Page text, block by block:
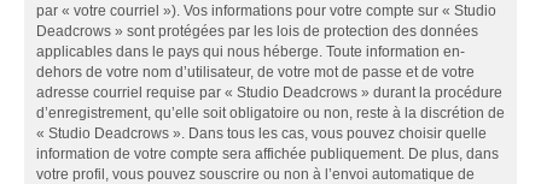
par « votre courriel »). Vos informations pour votre compte sur « Studio
Deadcrows » sont protégées par les lois de protection des données
applicables dans le pays qui nous héberge. Toute information en-
dehors de votre nom d’utilisateur, de votre mot de passe et de votre
adresse courriel requise par « Studio Deadcrows » durant la procédure
d’enregistrement, qu’elle soit obligatoire ou non, reste à la discrétion de
« Studio Deadcrows ». Dans tous les cas, vous pouvez choisir quelle
information de votre compte sera affichée publiquement. De plus, dans
votre profil, vous pouvez souscrire ou non à l’envoi automatique de